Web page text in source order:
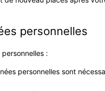
personnelles
:
personnelles sont